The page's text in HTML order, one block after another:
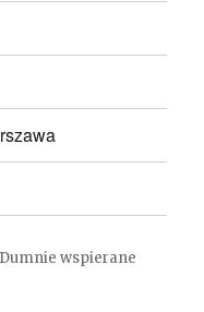
Dumnie wspierane